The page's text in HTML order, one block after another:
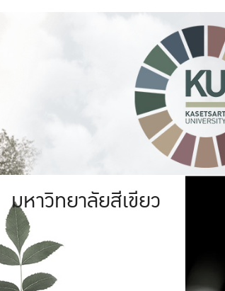
มหาวิทยาลัยสีเขียว